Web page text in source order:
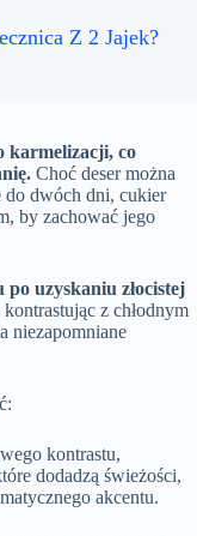
Z 2 Jajek?
karmelizacji, co
Choć deser można
dwóch dni, cukier
by zachować jego
uzyskaniu złocistej
z chłodnym
niezapomniane
kontrastu,
dodadzą świeżości,
akcentu.